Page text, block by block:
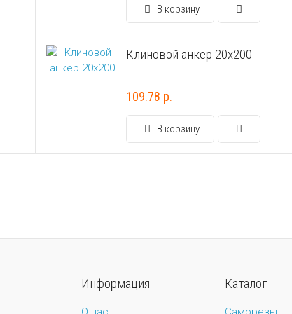
В корзину
Клиновой анкер 20х200
109.78 р.
В корзину
Информация Каталог